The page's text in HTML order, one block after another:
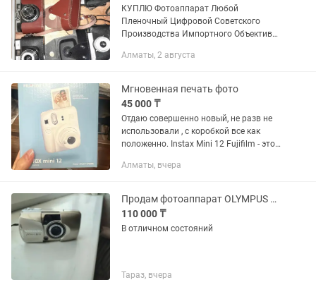
КУПЛЮ Фотоаппарат Любой
Пленочный Цифровой Советского
Производства Импортного Объективы
Алматы, 2 августа
Мгновенная печать фото
45 000 ₸
Отдаю совершенно новый, не разв не
использовали , с коробкой все как
положенно. Instax Mini 12 Fujifilm - это
позволяет делать фотографии и
Алматы, вчера
Продам фотоаппарат OLYMPUS mju-lll 115
110 000 ₸
В отличном состояний
Тараз, вчера